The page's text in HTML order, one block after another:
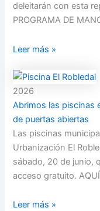
deleitarán con esta
PROGRAMA DE
Leer más »
2026
Abrimos las piscinas
de puertas abiertas
Las piscinas
Urbanización El
sábado, 20 de junio,
acceso gratuito. AQUÍ
Leer más »